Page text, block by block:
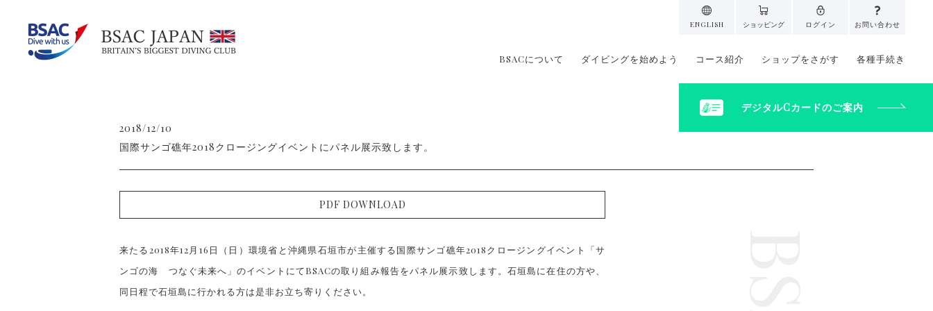
2018/12/10
国際サンゴ礁年2018クロージングイベントにパネル展示致します。
PDF DOWNLOAD
来たる2018年12月16日（日）環境省と沖縄県石垣市が主催する国際サンゴ礁年2018クロージングイベント「サ
ンゴの海 つなぐ未来へ」のイベントにてBSACの取り組み報告をパネル展示致します。石垣島に在住の方や、
同日程で石垣島に行かれる方は是非お立ち寄りください。
BSACについて ダイビングを始めよう コース紹介 ショップをさがす 各種手続き
ENGLISH ショッピング ログイン お問い合わせ
デジタルCカードのご案内